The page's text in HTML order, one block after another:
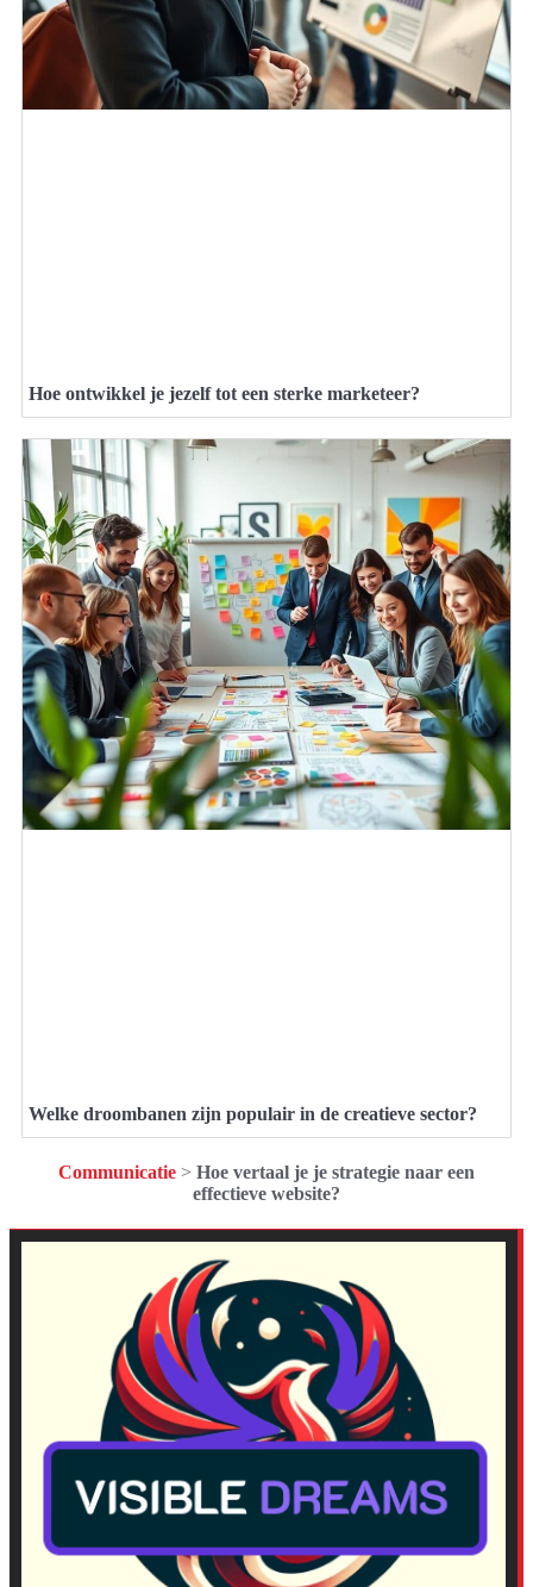
Hoe ontwikkel je jezelf tot een sterke marketeer?
Welke droombanen zijn populair in de creatieve sector?
Communicatie > Hoe vertaal je je strategie naar een
effectieve website?